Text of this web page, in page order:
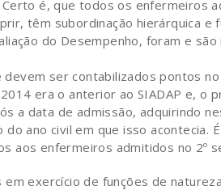
é, que todos os enfermeiros
têm subordinação hierárquica e
do Desempenho, foram e são
ser contabilizados pontos no
era o anterior ao SIADAP e, o
a data de admissão, adquirindo
ano civil em que isso acontecia.
aos enfermeiros admitidos no 2º
exercício de funções de